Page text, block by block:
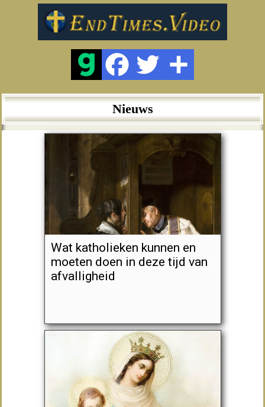
Nieuws
Wat katholieken kunnen en
moeten doen in deze tijd van
afvalligheid